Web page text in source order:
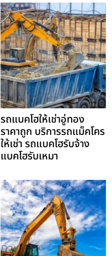
รถแบคโฮให้เช่าอู่ทอง
ราคาถูก บริการรถแม็คโคร
ให้เช่า รถแบคโฮรับจ้าง
แบคโฮรับเหมา